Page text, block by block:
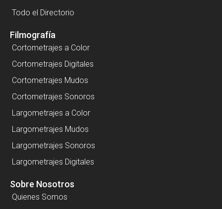
Todo el Directorio
Filmografía
Cortometrajes a Color
Cortometrajes Digitales
Cortometrajes Mudos
Cortometrajes Sonoros
Largometrajes a Color
Largometrajes Mudos
Largometrajes Sonoros
Largometrajes Digitales
Sobre Nosotros
Quienes Somos